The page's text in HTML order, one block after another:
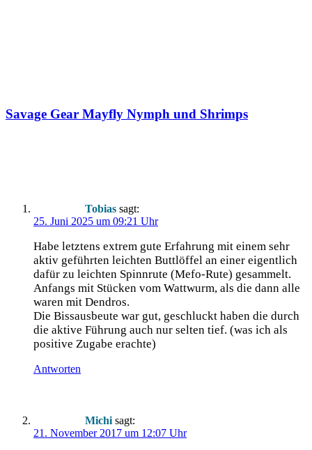
Savage Gear Mayfly Nymph und Shrimps
Tobias sagt:
25. Juni 2025 um 09:21 Uhr
Habe letz­tens extrem gute Erfah­rung mit einem sehr
aktiv geführ­ten leich­ten Buttlöf­fel an einer eigent­lich
dafür zu leich­ten Spinn­ru­te (Mefo-Rute) gesammelt.
Anfangs mit Stü­cken vom Watt­wurm, als die dann alle
waren mit Dendros.
Die Bis­s­aus­beu­te war gut, geschluckt haben die durch
die akti­ve Füh­rung auch nur sel­ten tief. (was ich als
posi­ti­ve Zuga­be erachte)
Antworten
Michi sagt:
21. November 2017 um 12:07 Uhr